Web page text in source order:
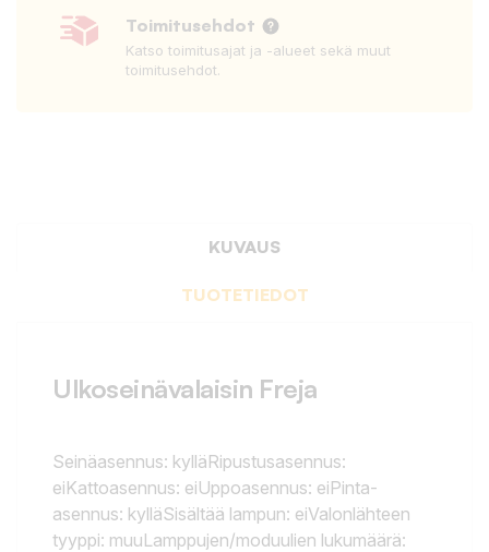
Toimitusehdot
Katso toimitusajat ja -alueet sekä muut
toimitusehdot.
KUVAUS
TUOTETIEDOT
Ulkoseinävalaisin Freja
Seinäasennus: kylläRipustusasennus:
eiKattoasennus: eiUppoasennus: eiPinta-
asennus: kylläSisältää lampun: eiValonlähteen
tyyppi: muuLamppujen/moduulien lukumäärä: